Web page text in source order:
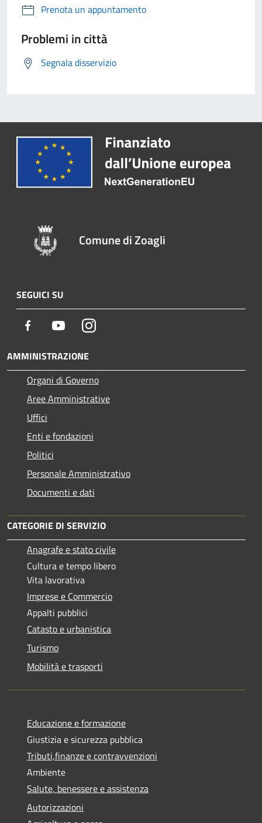
Prenota un appuntamento
Problemi in città
Segnala disservizio
Comune di Zoagli
SEGUICI SU
Facebook YoutubeInstagram
AMMINISTRAZIONE
Organi di Governo
Aree Amministrative
Uffici
Enti e fondazioni
Politici
Personale Amministrativo
Documenti e dati
CATEGORIE DI SERVIZIO
Anagrafe e stato civile
Cultura e tempo libero
Vita lavorativa
Imprese e Commercio
Appalti pubblici
Catasto e urbanistica
Turismo
Mobilità e trasporti
Educazione e formazione
Giustizia e sicurezza pubblica
Tributi,finanze e contravvenzioni
Ambiente
Salute, benessere e assistenza
Autorizzazioni